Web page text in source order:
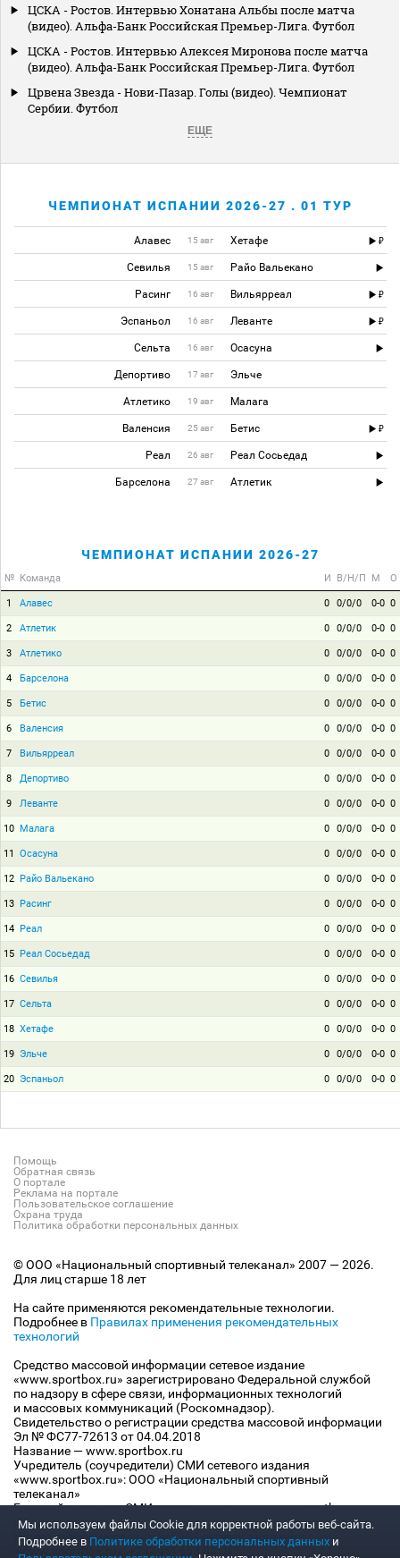
ЦСКА - Ростов. Интервью Хонатана Альбы после матча
(видео). Альфа-Банк Российская Премьер-Лига. Футбол
ЦСКА - Ростов. Интервью Алексея Миронова после матча
(видео). Альфа-Банк Российская Премьер-Лига. Футбол
Црвена Звезда - Нови-Пазар. Голы (видео). Чемпионат
Сербии. Футбол
ЕЩЕ
ЧЕМПИОНАТ ИСПАНИИ 2026-27 . 01 ТУР
Алавес 15 авг Хетафе
Севилья 15 авг Райо Вальекано
Расинг 16 авг Вильярреал
Эспаньол 16 авг Леванте
Сельта 16 авг Осасуна
Депортиво 17 авг Эльче
Атлетико 19 авг Малага
Валенсия 25 авг Бетис
Реал 26 авг Реал Сосьедад
Барселона 27 авг Атлетик
ЧЕМПИОНАТ ИСПАНИИ 2026-27
№ Команда И В/Н/П М О
1 Алавес 0 0/0/0 0-0 0
2 Атлетик 0 0/0/0 0-0 0
3 Атлетико 0 0/0/0 0-0 0
4 Барселона 0 0/0/0 0-0 0
5 Бетис 0 0/0/0 0-0 0
6 Валенсия 0 0/0/0 0-0 0
7 Вильярреал 0 0/0/0 0-0 0
8 Депортиво 0 0/0/0 0-0 0
9 Леванте 0 0/0/0 0-0 0
10 Малага 0 0/0/0 0-0 0
11 Осасуна 0 0/0/0 0-0 0
12 Райо Вальекано 0 0/0/0 0-0 0
13 Расинг 0 0/0/0 0-0 0
14 Реал 0 0/0/0 0-0 0
15 Реал Сосьедад 0 0/0/0 0-0 0
16 Севилья 0 0/0/0 0-0 0
17 Сельта 0 0/0/0 0-0 0
18 Хетафе 0 0/0/0 0-0 0
19 Эльче 0 0/0/0 0-0 0
20 Эспаньол 0 0/0/0 0-0 0
Помощь
Обратная связь
О портале
Реклама на портале
Пользовательское соглашение
Охрана труда
Политика обработки персональных данных
© ООО «Национальный спортивный телеканал» 2007 — 2026.
Для лиц старше 18 лет
На сайте применяются рекомендательные технологии.
Подробнее в Правилах применения рекомендательных
технологий
Средство массовой информации сетевое издание
«www.sportbox.ru» зарегистрировано Федеральной службой
по надзору в сфере связи, информационных технологий
и массовых коммуникаций (Роскомнадзор).
Свидетельство о регистрации средства массовой информации
Эл № ФС77-72613 от 04.04.2018
Название — www.sportbox.ru
Учредитель (соучредители) СМИ сетевого издания
«www.sportbox.ru»: ООО «Национальный спортивный
телеканал»
Главный редактор СМИ сетевого издания «www.sportbox.ru»:
Конов В.А.
Номер телефона редакции СМИ сетевого издания
«www.sportbox.ru»: +7 (495) 653 8419
Мы используем файлы Сookie для корректной работы веб-сайта.
Подробнее в Политике обработки персональных данных и